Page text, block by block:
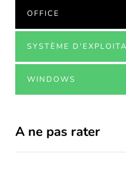
OFFICE
SYSTÈME
WINDOWS
A ne pas rater